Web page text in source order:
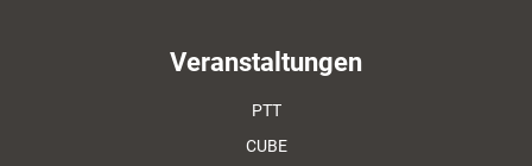
Veranstaltungen
PTT
CUBE